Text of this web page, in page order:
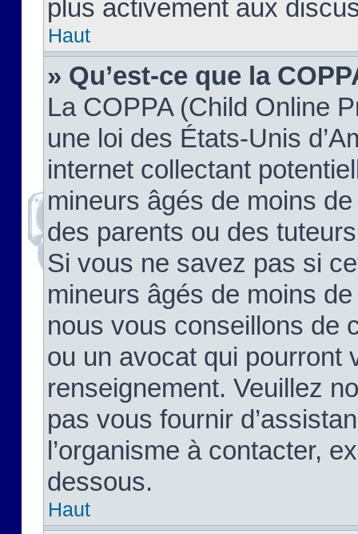
plus activement aux
Haut
» Qu’est-ce que la
La COPPA (Child Online
une loi des États-Unis
internet collectant
mineurs âgés de moins
des parents ou des
Si vous ne savez pas si
mineurs âgés de moins
nous vous conseillons de
ou un avocat qui pourront
renseignement. Veuillez
pas vous fournir
l’organisme à contacter,
dessous.
Haut